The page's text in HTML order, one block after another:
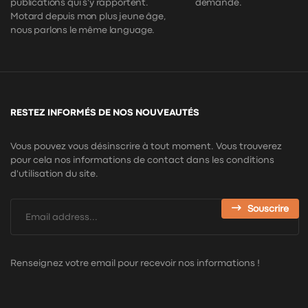
publications qui s'y rapportent.
Motard depuis mon plus jeune âge,
nous parlons le même language.
demande.
RESTEZ INFORMÉS DE NOS NOUVEAUTÉS
Vous pouvez vous désinscrire à tout moment. Vous trouverez
pour cela nos informations de contact dans les conditions
d'utilisation du site.
Souscrire
Renseignez votre email pour recevoir nos informations !